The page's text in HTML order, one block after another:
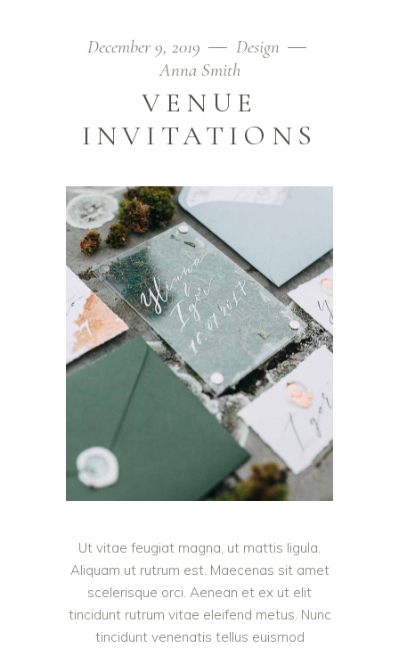
December 9, 2019
Design
Anna Smith
VENUE
INVITATIONS
Ut vitae feugiat magna, ut mattis ligula.
Aliquam ut rutrum est. Maecenas sit amet
scelerisque orci. Aenean et ex ut elit
tincidunt rutrum vitae eleifend metus. Nunc
tincidunt venenatis tellus euismod